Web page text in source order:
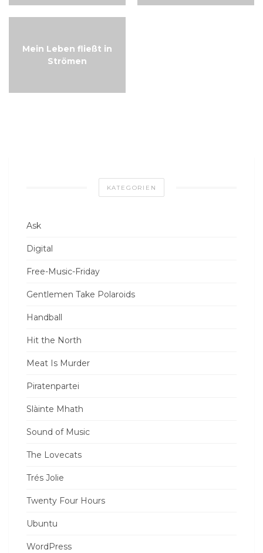
Mein Leben fließt in
Strömen
KATEGORIEN
Ask
Digital
Free-Music-Friday
Gentlemen Take Polaroids
Handball
Hit the North
Meat Is Murder
Piratenpartei
Slàinte Mhath
Sound of Music
The Lovecats
Trés Jolie
Twenty Four Hours
Ubuntu
WordPress